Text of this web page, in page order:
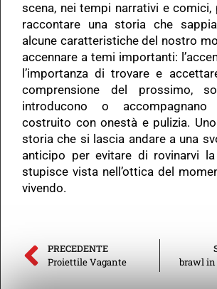
scena, nei tempi narrativi e comici,
raccontare una storia che
alcune caratteristiche del nostro
accennare a temi importanti:
l’importanza di trovare e
comprensione del prossimo,
introducono o
costruito con onestà e pulizia.
storia che si lascia andare a una
anticipo per evitare di rovinarvi
stupisce vista nell’ottica del
vivendo.
PRECEDENTE
Proiettile Vagante brawl in